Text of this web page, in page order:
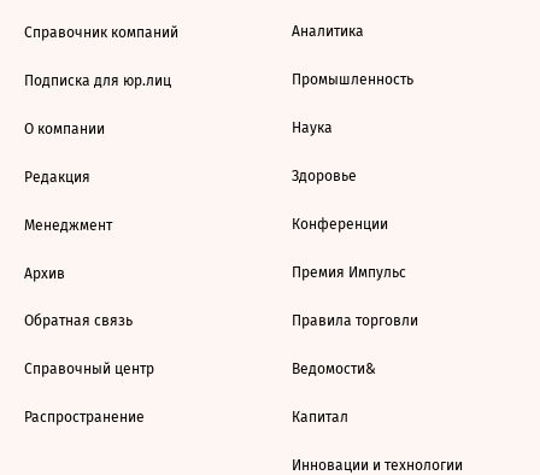
Справочник компаний
Подписка для юр.лиц
О компании
Редакция
Менеджмент
Архив
Обратная связь
Справочный центр
Распространение
Аналитика
Промышленность
Наука
Здоровье
Конференции
Премия Импульс
Правила торговли
Ведомости&
Капитал
Инновации и технологии